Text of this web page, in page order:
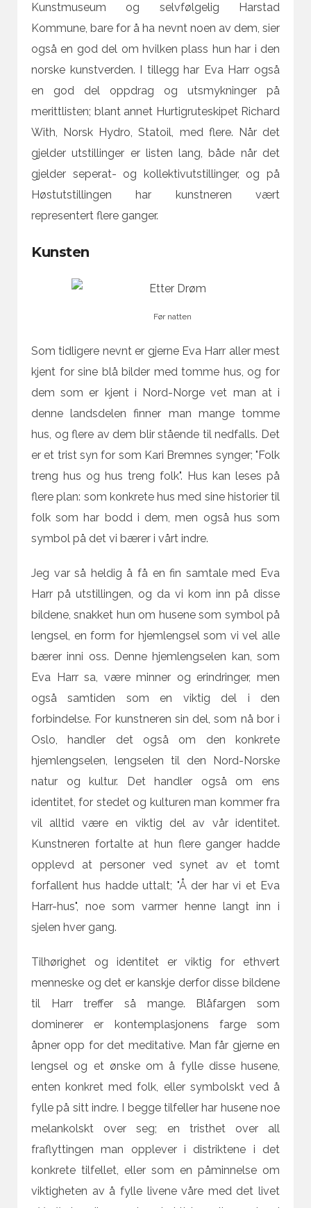
Kunstmuseum og selvfølgelig Harstad
Kommune, bare for å ha nevnt noen av dem, sier
også en god del om hvilken plass hun har i den
norske kunstverden. I tillegg har Eva Harr også
en god del oppdrag og utsmykninger på
merittlisten; blant annet Hurtigruteskipet Richard
With, Norsk Hydro, Statoil, med flere. Når det
gjelder utstillinger er listen lang, både når det
gjelder seperat- og kollektivutstillinger, og på
Høstutstillingen har kunstneren vært
representert flere ganger.
Kunsten
Før natten
Som tidligere nevnt er gjerne Eva Harr aller mest
kjent for sine blå bilder med tomme hus, og for
dem som er kjent i Nord-Norge vet man at i
denne landsdelen finner man mange tomme
hus, og flere av dem blir stående til nedfalls. Det
er et trist syn for som Kari Bremnes synger; "Folk
treng hus og hus treng folk". Hus kan leses på
flere plan: som konkrete hus med sine historier til
folk som har bodd i dem, men også hus som
symbol på det vi bærer i vårt indre.
Jeg var så heldig å få en fin samtale med Eva
Harr på utstillingen, og da vi kom inn på disse
bildene, snakket hun om husene som symbol på
lengsel, en form for hjemlengsel som vi vel alle
bærer inni oss. Denne hjemlengselen kan, som
Eva Harr sa, være minner og erindringer, men
også samtiden som en viktig del i den
forbindelse. For kunstneren sin del, som nå bor i
Oslo, handler det også om den konkrete
hjemlengselen, lengselen til den Nord-Norske
natur og kultur. Det handler også om ens
identitet, for stedet og kulturen man kommer fra
vil alltid være en viktig del av vår identitet.
Kunstneren fortalte at hun flere ganger hadde
opplevd at personer ved synet av et tomt
forfallent hus hadde uttalt; "Å der har vi et Eva
Harr-hus", noe som varmer henne langt inn i
sjelen hver gang.
Tilhørighet og identitet er viktig for ethvert
menneske og det er kanskje derfor disse bildene
til Harr treffer så mange. Blåfargen som
dominerer er kontemplasjonens farge som
åpner opp for det meditative. Man får gjerne en
lengsel og et ønske om å fylle disse husene,
enten konkret med folk, eller symbolskt ved å
fylle på sitt indre. I begge tilfeller har husene noe
melankolskt over seg; en tristhet over all
fraflyttingen man opplever i distriktene i det
konkrete tilfellet, eller som en påminnelse om
viktigheten av å fylle livene våre med det livet